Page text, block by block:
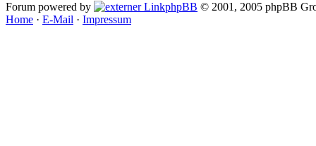
Forum powered by phpBB © 2001, 2005 phpBB
Home · E-Mail · Impressum